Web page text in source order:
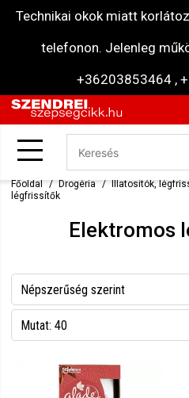
Technikai okok miatt
telefonon. Jelenleg
+36203853464 ,
Főoldal Drogéria Illatosítók,
légfrissítők
Elektromos
Népszerűség szerint
Név szerint csökkenő
Ár szerint csökkenő
Mutat: 40
Mutat: 160